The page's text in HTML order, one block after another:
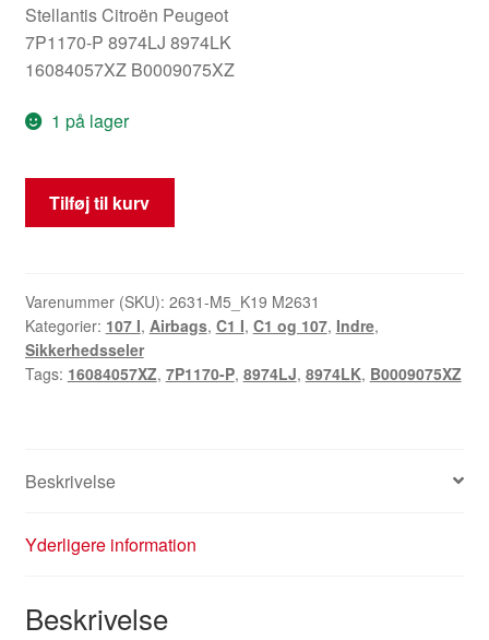
Stellantis Citroën Peugeot
7P1170-P 8974LJ 8974LK
16084057XZ B0009075XZ
1 på lager
Højre
forreste
C1
Peugeot
107
7P1170-
antal
Tilføj til kurv
Varenummer (SKU): 2631-M5_K19 M2631
Kategorier: 107 I, Airbags, C1 I, C1 og 107, Indre,
Sikkerhedsseler
Tags: 16084057XZ, 7P1170-P, 8974LJ, 8974LK, B0009075XZ
Beskrivelse
Yderligere information
Beskrivelse